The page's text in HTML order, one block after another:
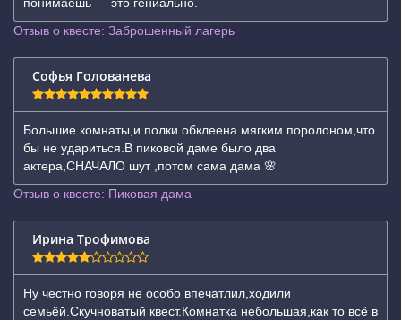
Отзыв о квесте: Заброшенный лагерь
Софья Голованева
Большие комнаты,и полки обклеена мягким поролоном,что
бы не удариться.В пиковой даме было два
актера,СНАЧАЛО шут ,потом сама дама 🌸
Отзыв о квесте: Пиковая дама
Ирина Трофимова
Ну честно говоря не особо впечатлил,ходили
семьёй.Скучноватый квест.Комнатка небольшая,как то всё в